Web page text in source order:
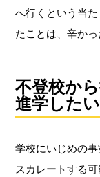
へ行くという当
たことは、辛かっ
不登校か
進学した
学校にいじめの
スカレートする